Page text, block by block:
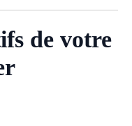
de votre